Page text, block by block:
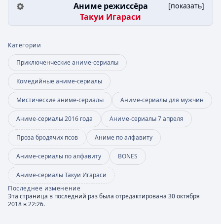
[показать]
Аниме режиссёра
Такуи Игараси
Категории
Приключенческие аниме-сериалы
Комедийные аниме-сериалы
Мистические аниме-сериалы Аниме-сериалы для мужчин
Аниме-сериалы 2016 года Аниме-сериалы 7 апреля
Проза бродячих псов Аниме по алфавиту
Аниме-сериалы по алфавиту BONES
Аниме-сериалы Такуи Игараси
Последнее изменение
Эта страница в последний раз была отредактирована 30 октября
2018 в 22:26.